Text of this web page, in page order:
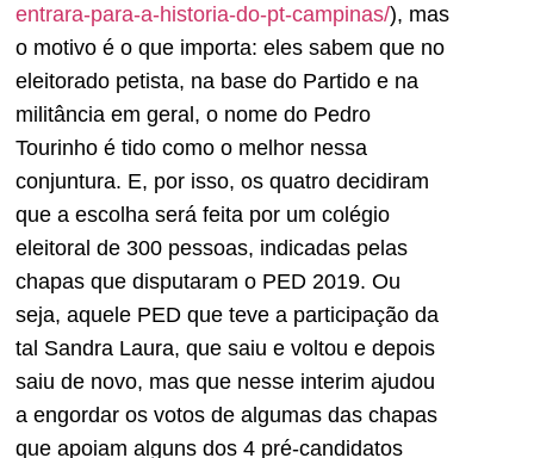
entrara-para-a-historia-do-pt-campinas/), mas
o motivo é o que importa: eles sabem que no
eleitorado petista, na base do Partido e na
militância em geral, o nome do Pedro
Tourinho é tido como o melhor nessa
conjuntura. E, por isso, os quatro decidiram
que a escolha será feita por um colégio
eleitoral de 300 pessoas, indicadas pelas
chapas que disputaram o PED 2019. Ou
seja, aquele PED que teve a participação da
tal Sandra Laura, que saiu e voltou e depois
saiu de novo, mas que nesse interim ajudou
a engordar os votos de algumas das chapas
que apoiam alguns dos 4 pré-candidatos